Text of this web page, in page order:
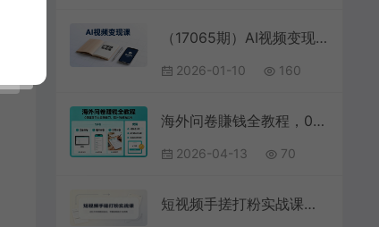
（17065期）AI视频变现课，学完即可创作短片、接商单，实现副业增收，单项目报价可达千元
2026-01-10 160
海外问卷賺钱全教程，0基础新手也能賺美刀，碎片时间就能做
2026-04-13 70
短视频手搓打粉实战课：小红书抖音截流玩法，零基础精准引流变现